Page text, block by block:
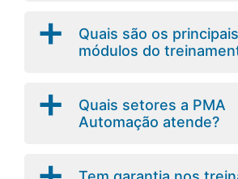
a
Quais são os principais
módulos do
a
Quais setores a PMA
Automação atende?